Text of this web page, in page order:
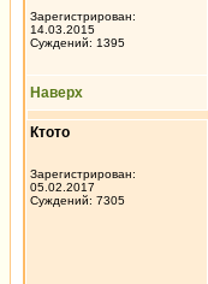
Зарегистрирован:
14.03.2015
Суждений: 1395
Наверх
Ктото
Зарегистрирован:
05.02.2017
Суждений: 7305